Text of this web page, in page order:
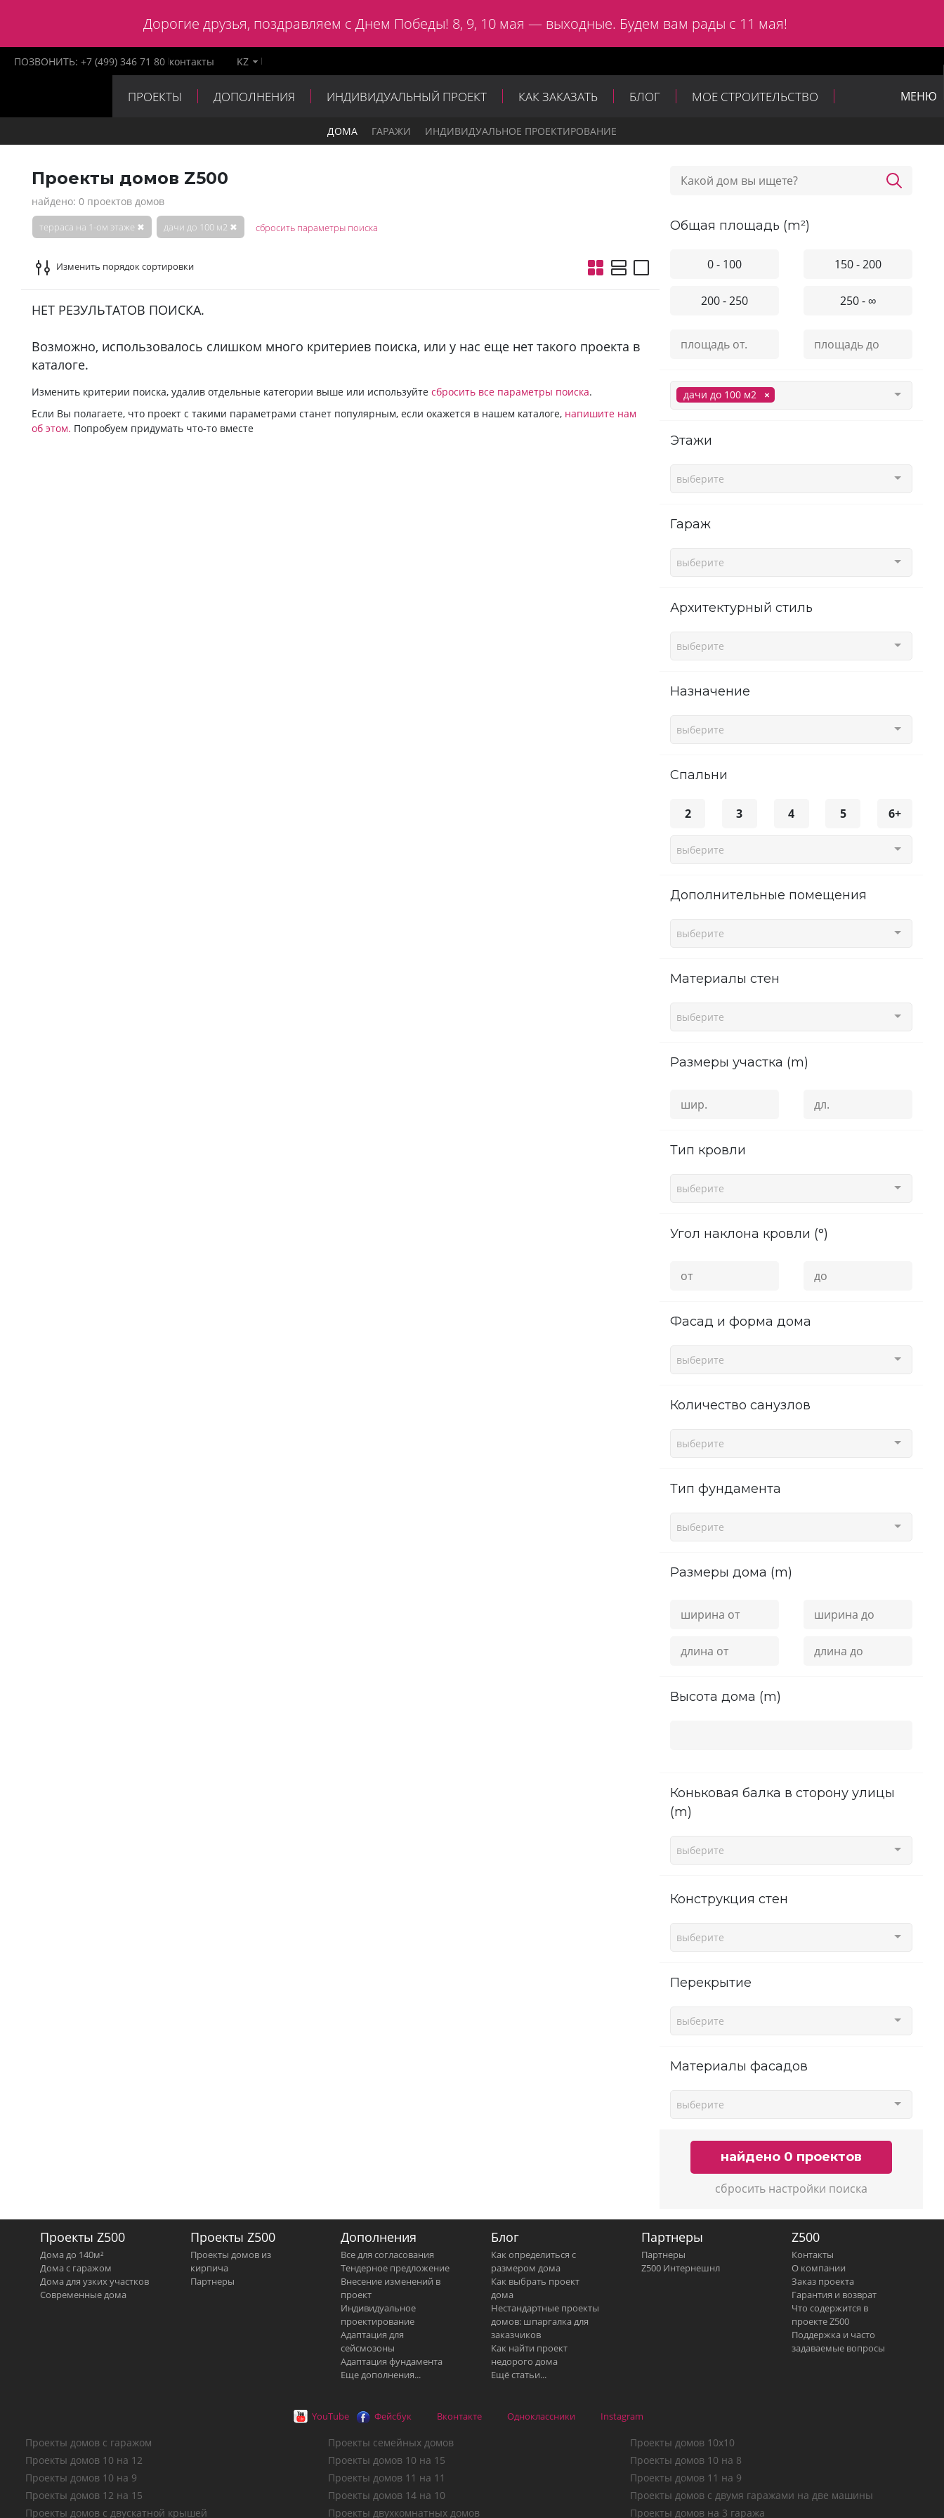
Дорогие друзья, поздравляем с Днем Победы! 8, 9, 10 мая — выходные. Будем вам рады с 11 мая!
ПОЗВОНИТЬ: +7 (499) 346 71 80 контакты KZ
ПРОЕКТЫ ДОПОЛНЕНИЯ ИНДИВИДУАЛЬНЫЙ ПРОЕКТ КАК ЗАКАЗАТЬ БЛОГ МОЕ СТРОИТЕЛЬСТВО МЕНЮ
ДОМА ГАРАЖИ ИНДИВИДУАЛЬНОЕ ПРОЕКТИРОВАНИЕ
Проекты домов Z500
найдено: 0 проектов домов
терраса на 1-ом этаже ✖ дачи до 100 м2 ✖ сбросить параметры поиска
Изменить порядок сортировки
НЕТ РЕЗУЛЬТАТОВ ПОИСКА.
Bозможно, использовалось слишком много критериев поиска, или у нас еще нет такого проекта в
каталоге.
Изменить критерии поиска, удалив отдельные категории выше или используйте сбросить все параметры поиска.
Если Вы полагаете, что проект с такими параметрами станет популярным, если окажется в нашем каталоге, напишите нам
об этом. Попробуем придумать что-то вместе
общая площадь (m²)
0 - 100 150 - 200
200 - 250 250 - ∞
дачи до 100 м2
этажи
выберите
гараж
выберите
Архитектурный стиль
выберите
Назначение
выберите
спальни
2 3 4 5 6+
выберите
Дополнительные помещения
выберите
Материалы стен
выберите
Размеры участка (m)
Тип кровли
выберите
угол наклона кровли (°)
фасад и форма дома
выберите
Количество санузлов
выберите
Тип фундамента
выберите
Размеры дома (m)
высота дома (m)
Коньковая балка в сторону улицы
(m)
выберите
Конструкция стен
выберите
Перекрытие
выберите
Материалы фасадов
выберите
найдено 0 проектов
сбросить настройки поиска
Проекты Z500
Дома до 140м²
Дома с гаражом
Дома для узких участков
Современные дома
Проекты Z500
Проекты домов из
кирпича
Партнеры
Дополнения
Все для согласования
Тендерное предложение
Внесение изменений в
проект
Индивидуальное
проектирование
Адаптация для
сейсмозоны
Адаптация фундамента
Еще дополнения...
Блог
Как определиться с
размером дома
Как выбрать проект
дома
Нестандартные проекты
домов: шпаргалка для
заказчиков
Как найти проект
недорого дома
Ещё статьи...
Партнеры
Партнеры
Z500 Интернешнл
Z500
Контакты
О компании
Заказ проекта
Гарантия и возврат
Что содержится в
проекте Z500
Поддержка и часто
задаваемые вопросы
YouTube Фейсбук Вконтакте Одноклассники Instagram
Проекты домов с гаражом Проекты семейных домов
Проекты домов 10х10
Проекты домов 10 на 12
Проекты домов 10 на 15
Проекты домов 10 на 8
Проекты домов 10 на 9
Проекты домов 11 на 11
Проекты домов 11 на 9
Проекты домов 12 на 15
Проекты домов 14 на 10
Проекты домов с двумя гаражами на две машины
Проекты домов с двускатной крышей
Проекты двухкомнатных домов Проекты домов на 3 гаража